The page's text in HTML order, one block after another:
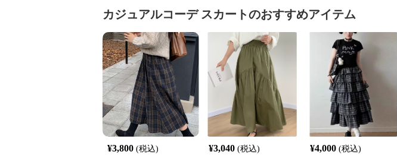
カジュアルコーデ スカートのおすすめアイテム
¥3,800 (税込)
¥3,040 (税込)
¥4,000 (税込)